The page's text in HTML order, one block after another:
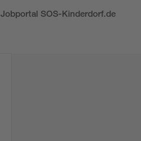
Jobportal SOS-Kinderdorf.de